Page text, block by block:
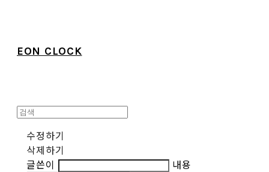
EON CLOCK
수정하기
삭제하기
글쓴이
내용